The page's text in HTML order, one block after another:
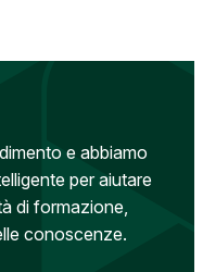
e abbiamo
per aiutare
di formazione,
conoscenze.